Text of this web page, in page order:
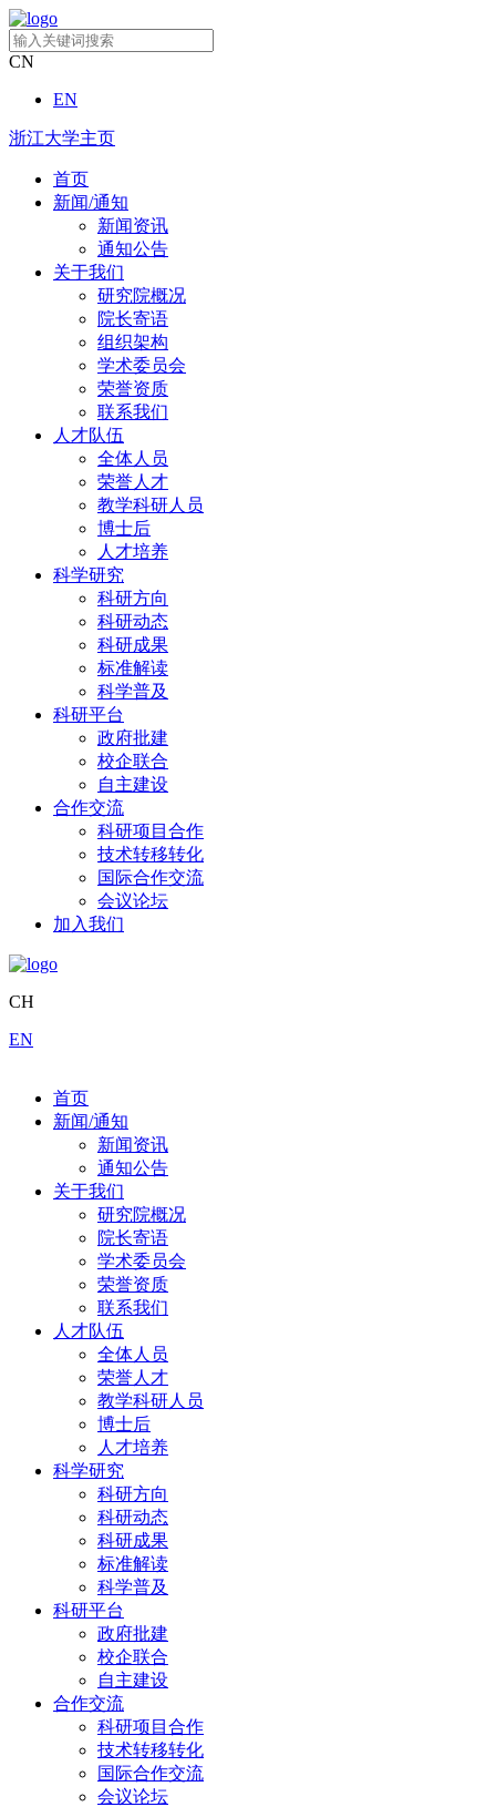
CN
EN
浙江大学主页
首页
新闻/通知
新闻资讯
通知公告
关于我们
研究院概况
院长寄语
组织架构
学术委员会
荣誉资质
联系我们
人才队伍
全体人员
荣誉人才
教学科研人员
博士后
人才培养
科学研究
科研方向
科研动态
科研成果
标准解读
科学普及
科研平台
政府批建
校企联合
自主建设
合作交流
科研项目合作
技术转移转化
国际合作交流
会议论坛
加入我们
CH
EN
首页
新闻/通知
新闻资讯
通知公告
关于我们
研究院概况
院长寄语
学术委员会
荣誉资质
联系我们
人才队伍
全体人员
荣誉人才
教学科研人员
博士后
人才培养
科学研究
科研方向
科研动态
科研成果
标准解读
科学普及
科研平台
政府批建
校企联合
自主建设
合作交流
科研项目合作
技术转移转化
国际合作交流
会议论坛